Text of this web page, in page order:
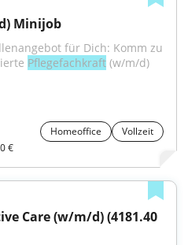
Minijob
für Dich: Komm zu
Pflegefachkraft (w/m/d)
Homeoffice
Vollzeit
€
Care (w/m/d) (4181.40